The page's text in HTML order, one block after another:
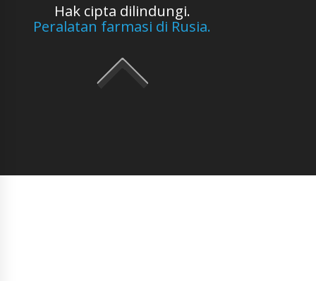
Hak cipta dilindungi.
Peralatan farmasi di Rusia.